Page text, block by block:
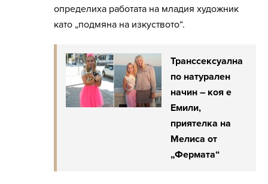
определиха работата на младия художник
като „подмяна на изкуството“.
Транссексуална
по натурален
начин – коя е
Емили,
приятелка на
Мелиса от
„Фермата“